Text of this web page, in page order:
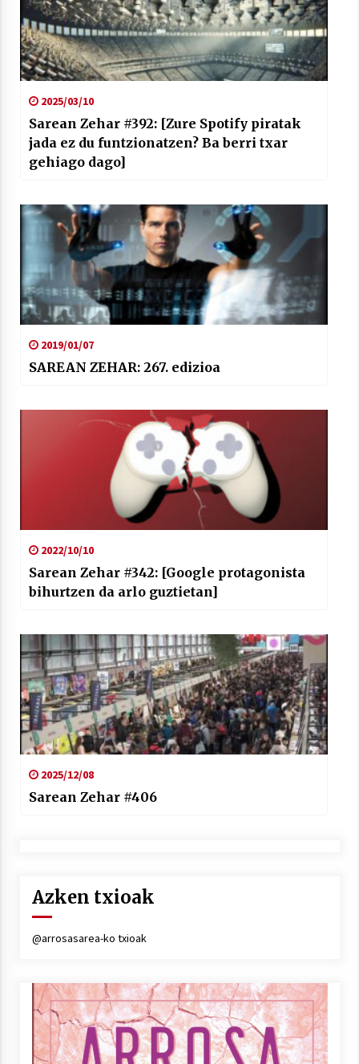
2025/03/10
Sarean Zehar #392: [Zure Spotify piratak
jada ez du funtzionatzen? Ba berri txar
gehiago dago]
2019/01/07
SAREAN ZEHAR: 267. edizioa
2022/10/10
Sarean Zehar #342: [Google protagonista
bihurtzen da arlo guztietan]
2025/12/08
Sarean Zehar #406
Azken txioak
@arrosasarea-ko txioak